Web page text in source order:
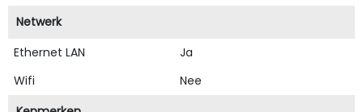
Netwerk
Ethernet LAN
Ja
Wifi
Nee